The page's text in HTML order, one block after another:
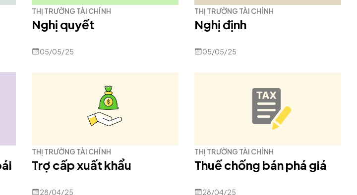
THỊ TRƯỜNG TÀI CHÍNH
Nghị quyết
05/05/25
THỊ TRƯỜNG TÀI CHÍNH
Nghị định
05/05/25
THỊ TRƯỜNG TÀI CHÍNH
Trợ cấp xuất khẩu
28/04/25
THỊ TRƯỜNG TÀI CHÍNH
Thuế chống bán phá giá
28/04/25